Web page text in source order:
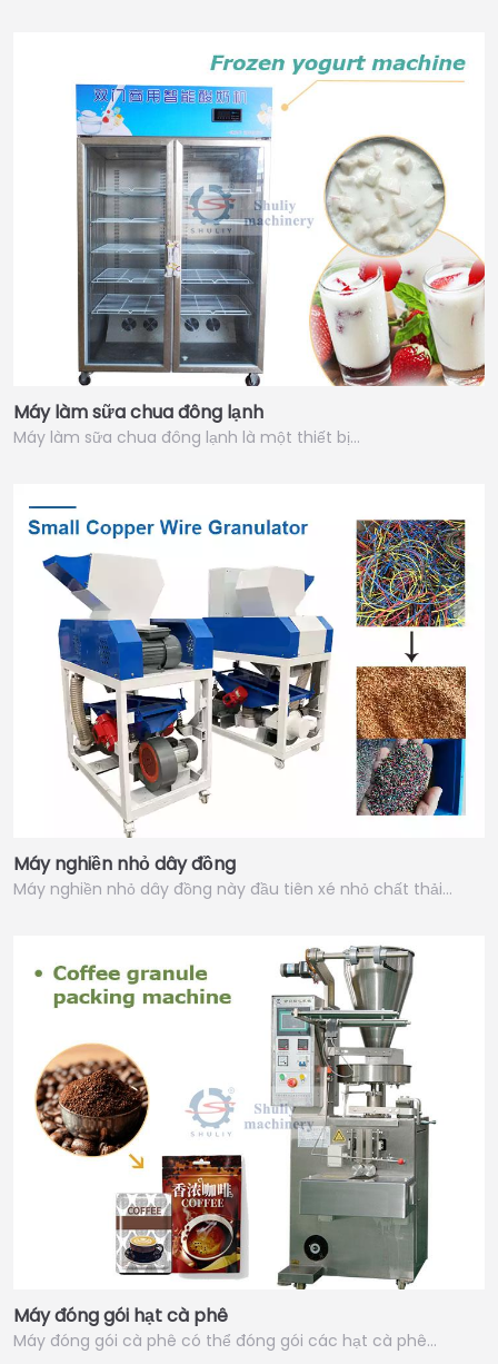
Máy làm sữa chua đông lạnh
Máy làm sữa chua đông lạnh là một thiết bị…
Máy nghiền nhỏ dây đồng
Máy nghiền nhỏ dây đồng này đầu tiên xé nhỏ chất thải…
Máy đóng gói hạt cà phê
Máy đóng gói cà phê có thể đóng gói các hạt cà phê…